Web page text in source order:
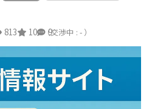
813 10 9
（交渉中 : - ）